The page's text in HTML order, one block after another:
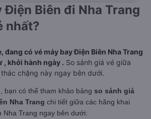
Điện Biên đi Nha Trang
nhất?
đang có vé máy bay Điện Biên Nha Trang
, khởi hành ngày . So sánh giá vé giữa
chặng này ngay bên dưới.
bạn có thể tham khảo bảng so sánh giá
Nha Trang chi tiết giữa các hãng khai
Nha Trang ngay bên dưới: